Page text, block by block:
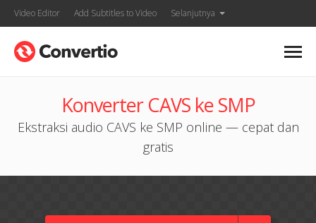
Video Editor Add Subtitles to Video Selanjutnya
Konverter CAVS ke SMP
Ekstraksi audio CAVS ke SMP online — cepat dan
gratis